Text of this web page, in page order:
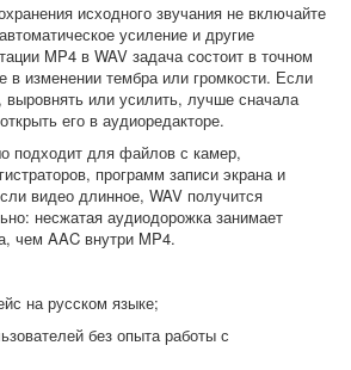
исходного звучания не включайте
усиление и другие
MP4 в WAV задача состоит в точном
в изменении тембра или громкости. Если
выровнять или усилить, лучше сначала
его в аудиоредакторе.
для файлов с камер,
программ записи экрана и
видео длинное, WAV получится
несжатая аудиодорожка занимает
чем AAC внутри MP4.
на русском языке;
без опыта работы с